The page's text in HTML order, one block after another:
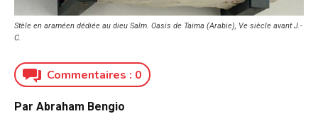
Stèle en araméen dédiée au dieu Salm. Oasis de Taima (Arabie), Ve siècle avant J.-
C.
Commentaires : 0
Par Abraham Bengio